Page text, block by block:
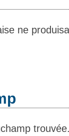
ne